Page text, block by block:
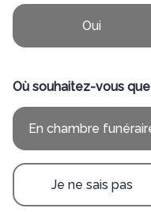
Oui
Où souhaitez-vous
En chambre
Je ne sais pas